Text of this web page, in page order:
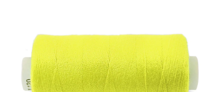
hvězdiček.